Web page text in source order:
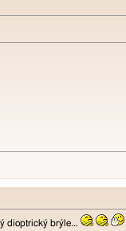
dioptrický brýle...